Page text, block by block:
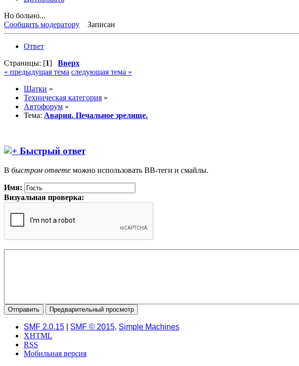
Но больно...
Сообщить модератору
Записан
Ответ
Страницы: [1] Вверх
« предыдущая тема следующая тема »
Шатки »
Техническая категория »
Автофорум »
Тема: Авария. Печальное зрелище.
Быстрый ответ
В быстром ответе можно использовать BB-теги и смайлы.
Имя:
Визуальная проверка:
SMF 2.0.15 SMF © 2015, Simple Machines
XHTML
RSS
Мобильная версия